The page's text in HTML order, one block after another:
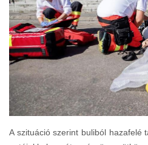
A szituáció szerint buliból hazafelé